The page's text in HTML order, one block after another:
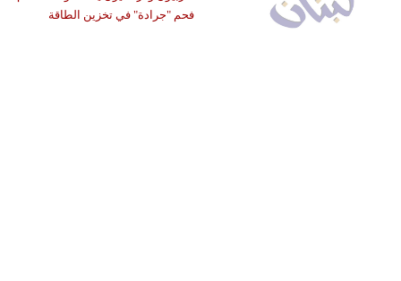
فحم "جرادة" في تخزين الطاقة